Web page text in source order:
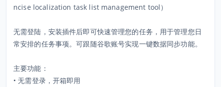
ncise localization task list management tool）
无需登陆，安装插件后即可快速管理您的任务，用于管理您日
常安排的任务事项。可跟随谷歌账号实现一键数据同步功能。
主要功能：
• 无需登录，开箱即用